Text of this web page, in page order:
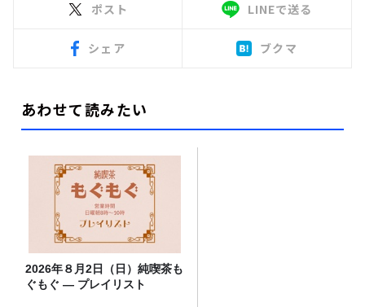
ポスト LINEで送る
シェア ブクマ
あわせて読みたい
2026年８月2日（日）純喫茶も
ぐもぐ ― プレイリスト